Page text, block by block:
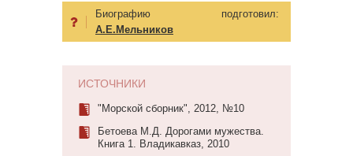
Биографию подготовил:
А.Е.Мельников
ИСТОЧНИКИ
"Морской сборник", 2012, №10
Бетоева М.Д. Дорогами мужества.
Книга 1. Владикавказ, 2010